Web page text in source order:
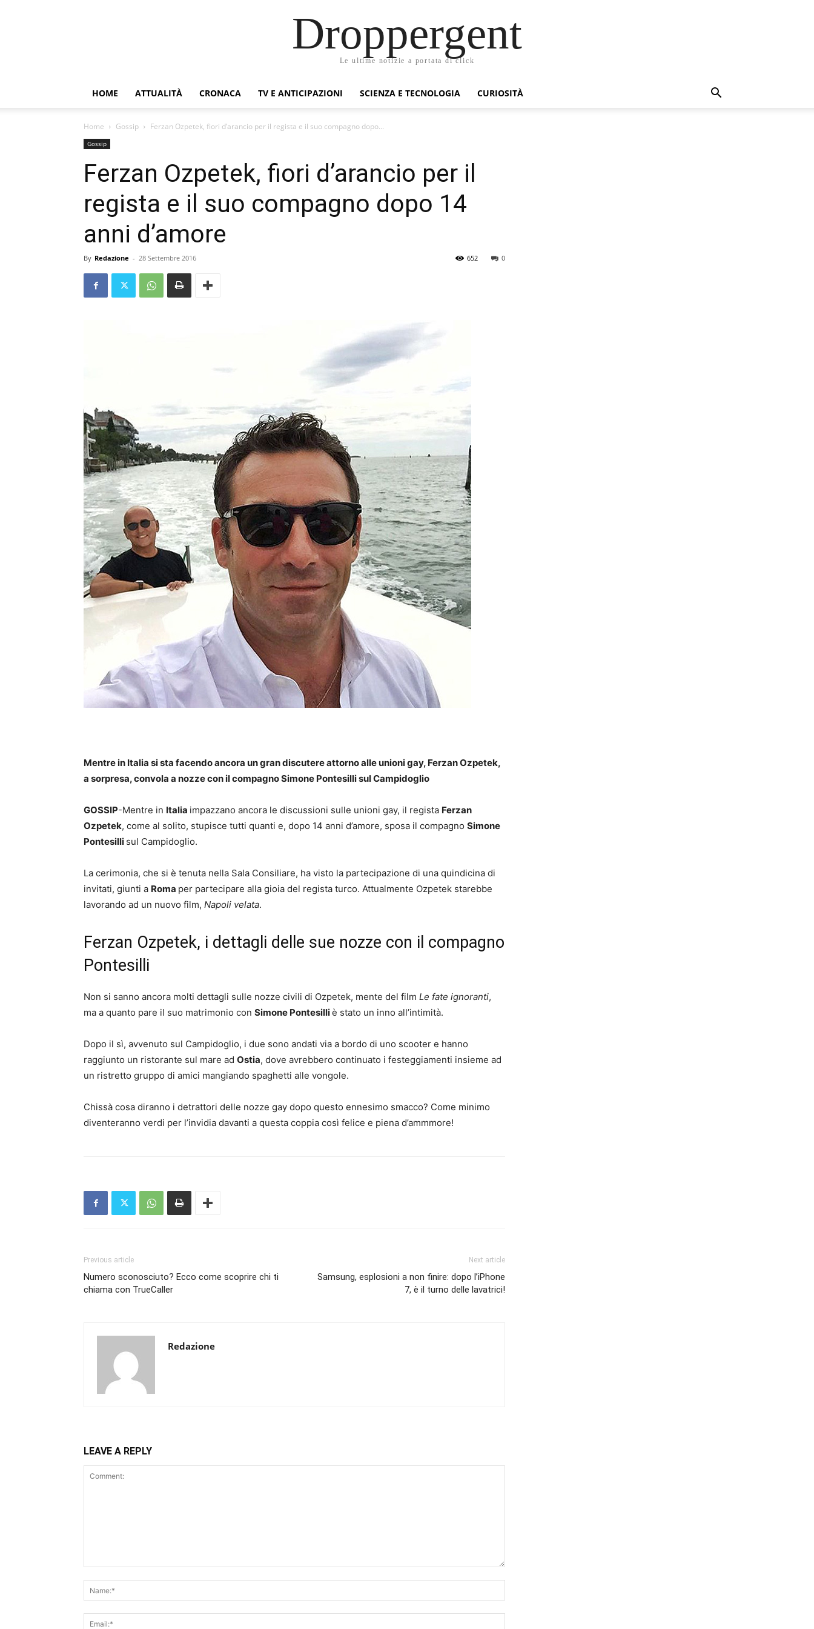
Droppergent
Le ultime notizie a portata di click
HOME ATTUALITÀ CRONACA TV E ANTICIPAZIONI SCIENZA E TECNOLOGIA CURIOSITÀ
Home Gossip Ferzan Ozpetek, fiori d’arancio per il regista e il suo compagno dopo...
Gossip
Ferzan Ozpetek, fiori d’arancio per il
regista e il suo compagno dopo 14
anni d’amore
By Redazione - 28 Settembre 2016 0
652
Mentre in Italia si sta facendo ancora un gran discutere attorno alle unioni gay, Ferzan Ozpetek,
a sorpresa, convola a nozze con il compagno Simone Pontesilli sul Campidoglio
GOSSIP-Mentre in Italia impazzano ancora le discussioni sulle unioni gay, il regista Ferzan
Ozpetek, come al solito, stupisce tutti quanti e, dopo 14 anni d’amore, sposa il compagno Simone
Pontesilli sul Campidoglio.
La cerimonia, che si è tenuta nella Sala Consiliare, ha visto la partecipazione di una quindicina di
invitati, giunti a Roma per partecipare alla gioia del regista turco. Attualmente Ozpetek starebbe
lavorando ad un nuovo film, Napoli velata.
Ferzan Ozpetek, i dettagli delle sue nozze con il compagno
Pontesilli
Non si sanno ancora molti dettagli sulle nozze civili di Ozpetek, mente del film Le fate ignoranti,
ma a quanto pare il suo matrimonio con Simone Pontesilliè stato un inno all’intimità.
Dopo il sì, avvenuto sul Campidoglio, i due sono andati via a bordo di uno scooter e hanno
raggiunto un ristorante sul mare ad Ostia, dove avrebbero continuato i festeggiamenti insieme ad
un ristretto gruppo di amici mangiando spaghetti alle vongole.
Chissà cosa diranno i detrattori delle nozze gay dopo questo ennesimo smacco? Come minimo
diventeranno verdi per l’invidia davanti a questa coppia così felice e piena d’ammmore!
Previous article
Numero sconosciuto? Ecco come scoprire chi ti
chiama con TrueCaller
Next article
Samsung, esplosioni a non finire: dopo l’iPhone
7, è il turno delle lavatrici!
Redazione
LEAVE A REPLY